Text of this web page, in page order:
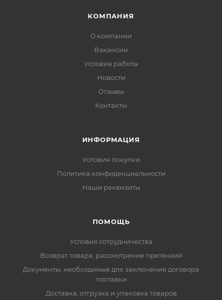
КОМПАНИЯ
О компании
Вакансии
Условия работы
Новости
Отзывы
Контакты
ИНФОРМАЦИЯ
Условия покупки
Политика конфиденциальности
Наши реквизиты
ПОМОЩЬ
Условия сотрудничества
Возврат товара, рассмотрение претензий
Документы, необходимые для заключения договора
поставки
Доставка, отгрузка и упаковка товаров